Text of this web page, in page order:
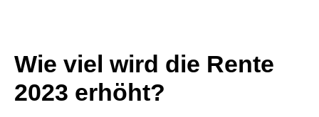
Wie viel wird die Rente
2023 erhöht?